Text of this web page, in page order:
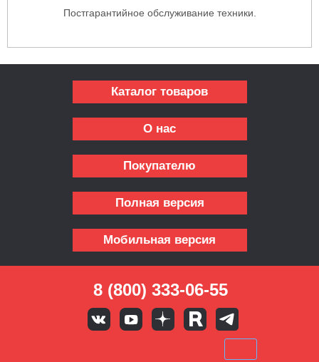
Постгарантийное обслуживание техники.
Каталог товаров
О нас
Покупателю
Полная версия
Мобильная версия
8 (800) 333-06-55